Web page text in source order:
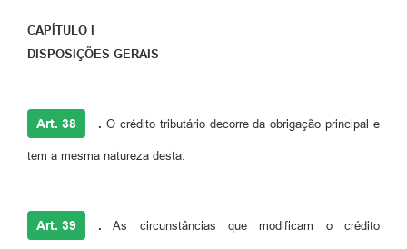
CAPÍTULO I
DISPOSIÇÕES GERAIS
Art. 38 . O crédito tributário decorre da obrigação principal e
tem a mesma natureza desta.
Art. 39 . As circunstâncias que modificam o crédito